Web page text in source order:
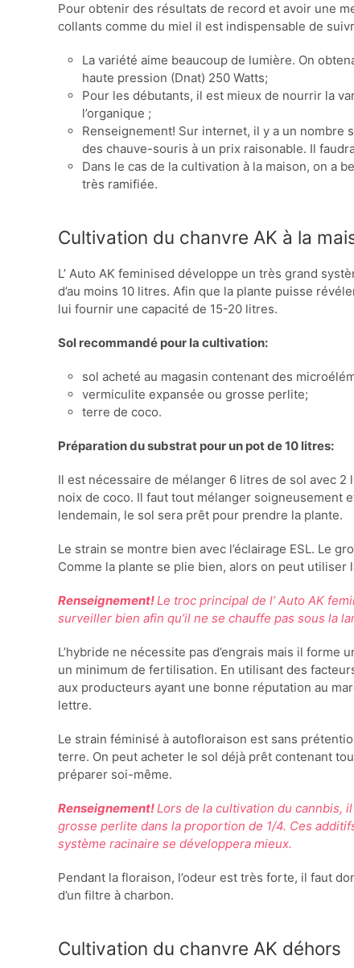
Pour obtenir des résultats de record et avoir une
collants comme du miel il est indispensable de
La variété aime beaucoup de lumière. On
haute pression (Dnat) 250 Watts;
Pour les débutants, il est mieux de nourrir la
l’organique ;
Renseignement! Sur internet, il y a un nombre
des chauve-souris à un prix raisonable. Il
Dans le cas de la cultivation à la maison, on a
très ramifiée.
Cultivation du chanvre AK à la
L’ Auto AK feminised développe un très grand
d’au moins 10 litres. Afin que la plante puisse
lui fournir une capacité de 15-20 litres.
Sol recommandé pour la cultivation:
sol acheté au magasin contenant des
vermiculite expansée ou grosse perlite;
terre de coco.
Préparation du substrat pour un pot de 10 litres:
Il est nécessaire de mélanger 6 litres de sol avec
noix de coco. Il faut tout mélanger soigneusement
lendemain, le sol sera prêt pour prendre la plante.
Le strain se montre bien avec l’éclairage ESL. Le
Comme la plante se plie bien, alors on peut utiliser
Renseignement!Le troc principal de l’ Auto AK
surveiller bien afin qu’il ne se chauffe pas sous la
L’hybride ne nécessite pas d’engrais mais il forme
un minimum de fertilisation. En utilisant des
aux producteurs ayant une bonne réputation au
lettre.
Le strain féminisé à autofloraison est sans
terre. On peut acheter le sol déjà prêt contenant
préparer soi-même.
Renseignement!Lors de la cultivation du cannbis,
grosse perlite dans la proportion de 1/4. Ces
système racinaire se développera mieux.
Pendant la floraison, l’odeur est très forte, il faut
d’un filtre à charbon.
Cultivation du chanvre AK déhors